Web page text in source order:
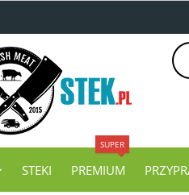
STEKI PREMIUM
SUPER